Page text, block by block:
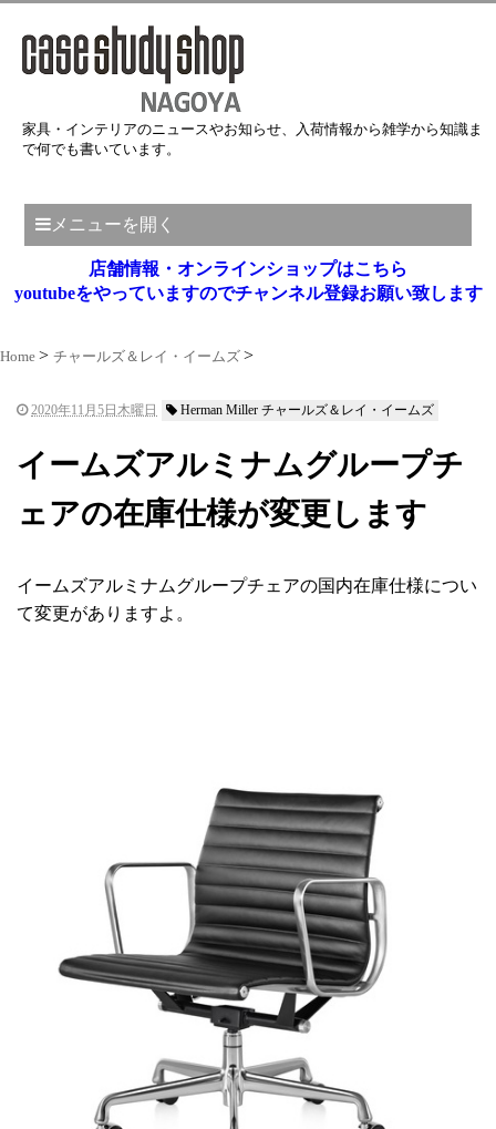
家具・インテリアのニュースやお知らせ、入荷情報から雑学から知識ま
で何でも書いています。
メニューを開く
店舗情報・オンラインショップはこちら
youtubeをやっていますのでチャンネル登録お願い致します
Home チャールズ＆レイ・イームズ
2020年11月5日木曜日 Herman Miller チャールズ＆レイ・イームズ
イームズアルミナムグループチ
ェアの在庫仕様が変更します
イームズアルミナムグループチェアの国内在庫仕様につい
て変更がありますよ。